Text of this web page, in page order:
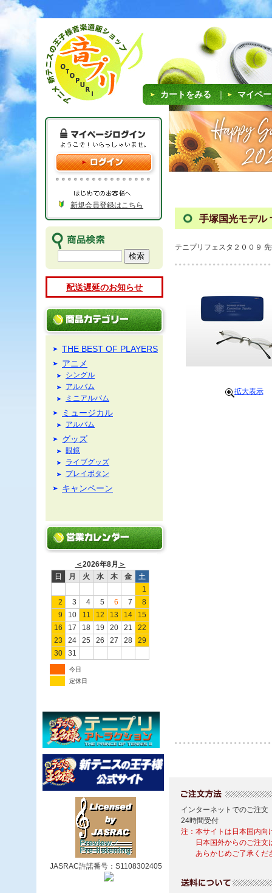
カートをみる ｜ マイペ
新規会員登録はこちら
配送遅延のお知らせ
THE BEST OF PLAYERS
アニメ
シングル
アルバム
ミニアルバム
ミュージカル
アルバム
グッズ
眼鏡
ライブグッズ
プレイボタン
キャンペーン
＜2026年8月 ＞
日
月 火 水 木 金
土
1
2
3 4 5 6 7
8
9
10 11 12 13 14
15
16
17 18 19 20 21
22
23
24 25 26 27 28
29
30
31
今日
定休日
JASRAC許諾番号：S1108302405
手塚国光モデル
テニプリフェスタ２００９
拡大表示